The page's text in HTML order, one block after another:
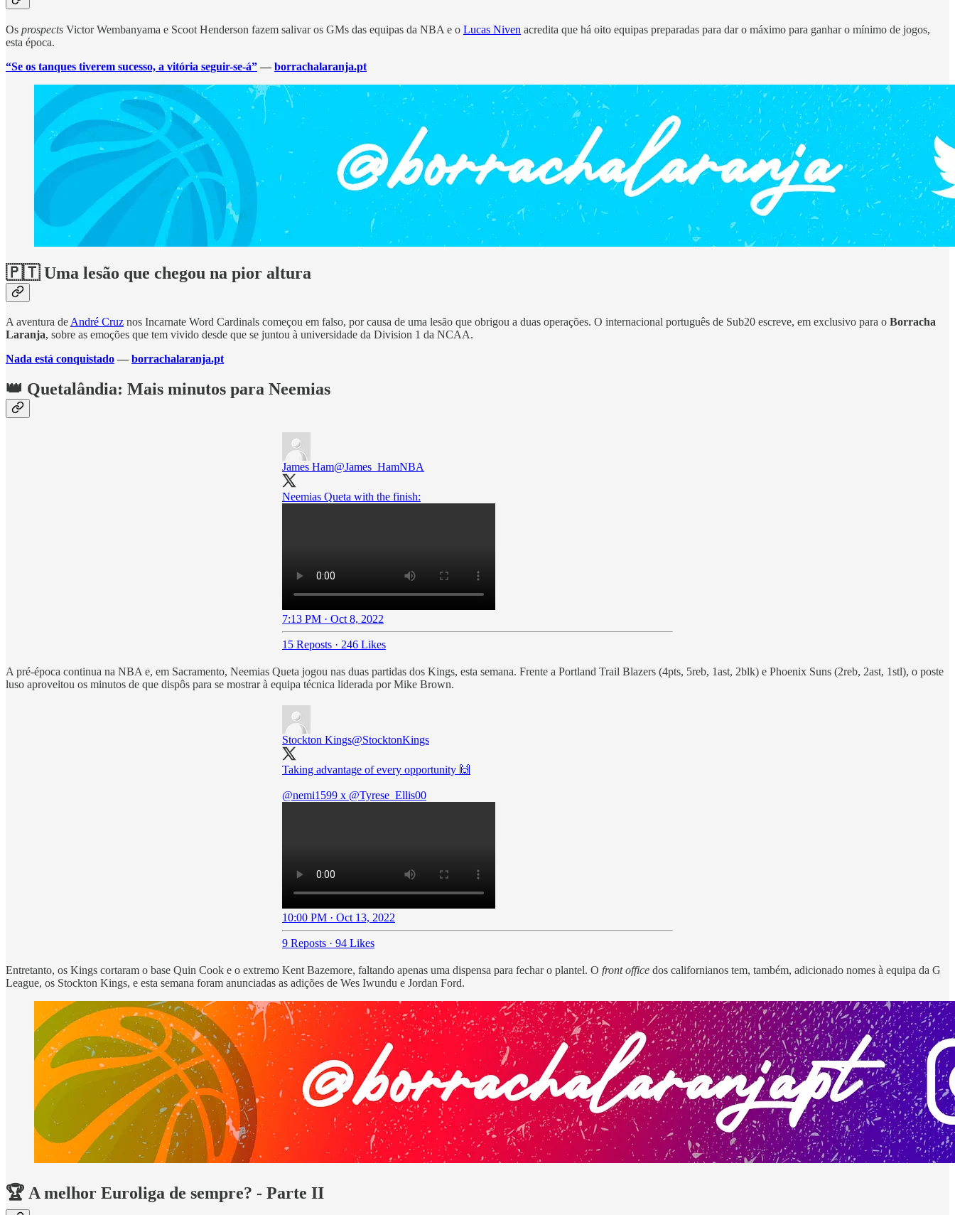
Os prospects Victor Wembanyama e Scoot Henderson fazem salivar os GMs das equipas da NBA e o Lucas Niven acredita que há oito equipas preparadas para dar o máximo para ganhar o mínimo de jogos,
esta época.
“Se os tanques tiverem sucesso, a vitória seguir-se-á” — borrachalaranja.pt
🇵🇹 Uma lesão que chegou na pior altura
A aventura deAndré Cruz nos Incarnate Word Cardinals começou em falso, por causa de uma lesão que obrigou a duas operações. O internacional português de Sub20 escreve, em exclusivo para o Borracha
Laranja, sobre as emoções que tem vivido desde que se juntou à universidade da Division 1 da NCAA.
Nada está conquistado — borrachalaranja.pt
👑 Quetalândia: Mais minutos para Neemias
James Ham@James_HamNBA
Neemias Queta with the finish:
7:13 PM · Oct 8, 2022
15 Reposts · 246 Likes
A pré-época continua na NBA e, em Sacramento, Neemias Queta jogou nas duas partidas dos Kings, esta semana. Frente a Portland Trail Blazers (4pts, 5reb, 1ast, 2blk) e Phoenix Suns (2reb, 2ast, 1stl), o poste
luso aproveitou os minutos de que dispôs para se mostrar à equipa técnica liderada por Mike Brown.
Stockton Kings@StocktonKings
Taking advantage of every opportunity 🙌
@nemi1599 x @Tyrese_Ellis00
10:00 PM · Oct 13, 2022
9 Reposts · 94 Likes
Entretanto, os Kings cortaram o base Quin Cook e o extremo Kent Bazemore, faltando apenas uma dispensa para fechar o plantel. O front office dos californianos tem, também, adicionado nomes à equipa da G
League, os Stockton Kings, e esta semana foram anunciadas as adições de Wes Iwundu e Jordan Ford.
🏆 A melhor Euroliga de sempre? - Parte II